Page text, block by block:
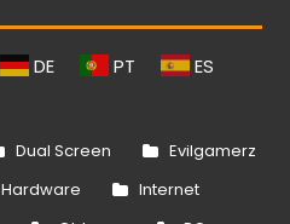
DE PT ES
Dual Screen
Evilgamerz
Hardware
Internet